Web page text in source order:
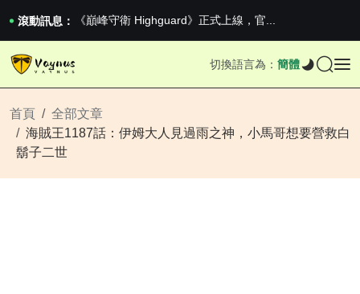
滾動訊息：
《巔峰守衛 Highguard》正式上線，官...
iPhone 16e 釋出，蘋果你不要太離譜
2026澳網男單收官：全滿貫對上全滿亞，德約...
切換語言為： 簡體
首頁
全部文章
海賊王1187話：伊姆大人見過雨之神，小馬哥想要營救白
鬍子二世